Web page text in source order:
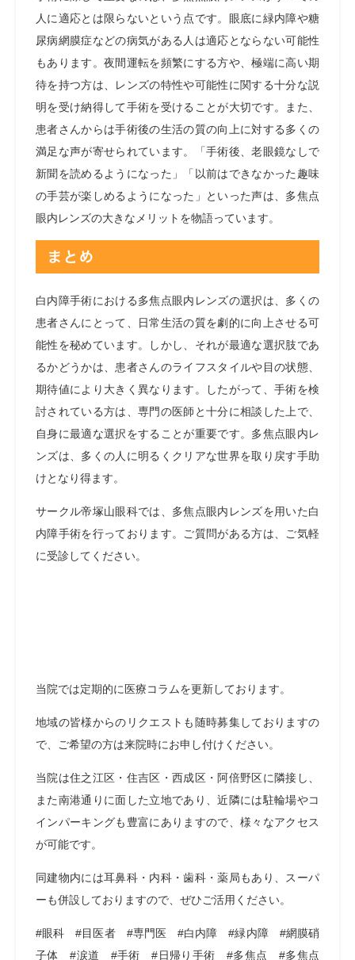
人に適応とは限らないという点です。眼底に緑内障や糖
尿病網膜症などの病気がある人は適応とならない可能性
もあります。夜間運転を頻繁にする方や、極端に高い期
待を持つ方は、レンズの特性や可能性に関する十分な説
明を受け納得して手術を受けることが大切です。また、
患者さんからは手術後の生活の質の向上に対する多くの
満足な声が寄せられています。「手術後、老眼鏡なしで
新聞を読めるようになった」「以前はできなかった趣味
の手芸が楽しめるようになった」といった声は、多焦点
眼内レンズの大きなメリットを物語っています。
まとめ
白内障手術における多焦点眼内レンズの選択は、多くの
患者さんにとって、日常生活の質を劇的に向上させる可
能性を秘めています。しかし、それが最適な選択肢であ
るかどうかは、患者さんのライフスタイルや目の状態、
期待値により大きく異なります。したがって、手術を検
討されている方は、専門の医師と十分に相談した上で、
自身に最適な選択をすることが重要です。多焦点眼内レ
ンズは、多くの人に明るくクリアな世界を取り戻す手助
けとなり得ます。
サークル帝塚山眼科では、多焦点眼内レンズを用いた白
内障手術を行っております。ご質問がある方は、ご気軽
に受診してください。
当院では定期的に医療コラムを更新しております。
地域の皆様からのリクエストも随時募集しておりますの
で、ご希望の方は来院時にお申し付けください。
当院は住之江区・住吉区・西成区・阿倍野区に隣接し、
また南港通りに面した立地であり、近隣には駐輪場やコ
インパーキングも豊富にありますので、様々なアクセス
が可能です。
同建物内には耳鼻科・内科・歯科・薬局もあり、スーパ
ーも併設しておりますので、ぜひご活用ください。
#眼科 #目医者 #専門医 #白内障 #緑内障 #網膜硝
子体 #涙道 #手術 #日帰り手術 #多焦点 #多焦点